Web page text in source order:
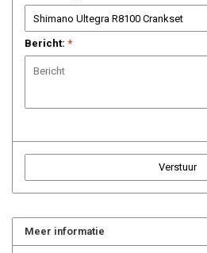
Bericht: *
Verstuur
Meer informatie